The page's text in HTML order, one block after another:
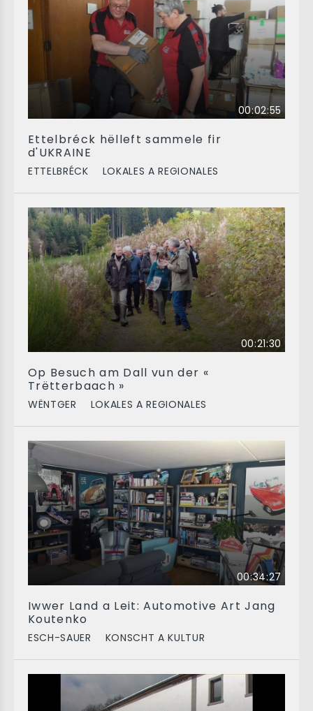
00:02:55
Ettelbréck hëlleft sammele fir
d'UKRAINE
ETTELBRÉCK LOKALES A REGIONALES
00:21:30
Op Besuch am Dall vun der «
Trëtterbaach »
WËNTGER LOKALES A REGIONALES
00:34:27
Iwwer Land a Leit: Automotive Art Jang
Koutenko
ESCH-SAUER KONSCHT A KULTUR